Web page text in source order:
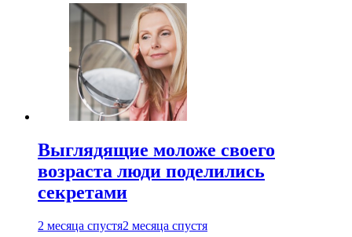
Выглядящие моложе своего
возраста люди поделились
секретами
2 месяца спустя2 месяца спустя